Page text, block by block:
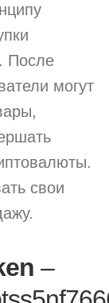
После
могут
свои
–